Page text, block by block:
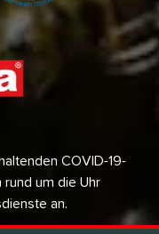
COVID-19-
um die Uhr
an.